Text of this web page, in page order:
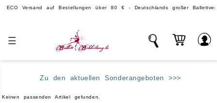
Versand auf Bestellungen über 80 € - Deutschlands großer
☰
Zu den aktuellen Sonderangeboten >>>
Keinen passenden Artikel gefunden.